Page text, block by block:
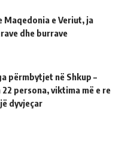
Maqedonia e Veriut, ja
dhe burrave
përmbytjet në Shkup –
persona, viktima më e re
dyvjeçar